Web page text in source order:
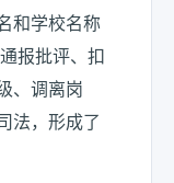
和学校名称
报批评、扣
、调离岗
法，形成了